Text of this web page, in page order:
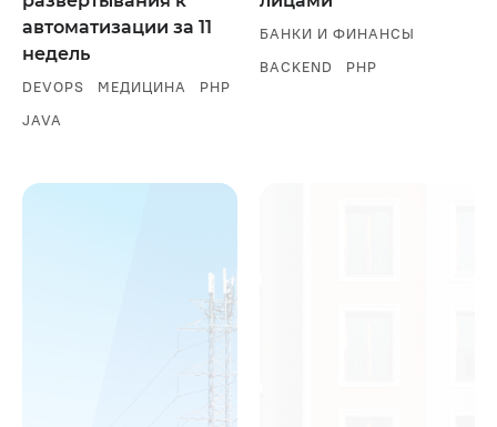
автоматизации за 11
недель
DEVOPS МЕДИЦИНА
PHP
JAVA
БАНКИ И ФИНАНСЫ
BACKEND
PHP